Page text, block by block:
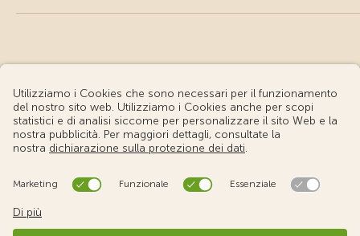
© Touring Club Svizzero
Condizioni d'uso – Informazioni giuridiche
Impostazione cookie